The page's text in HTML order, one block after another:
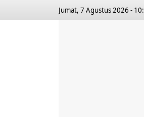
Jumat, 7 Agustus 2026 -